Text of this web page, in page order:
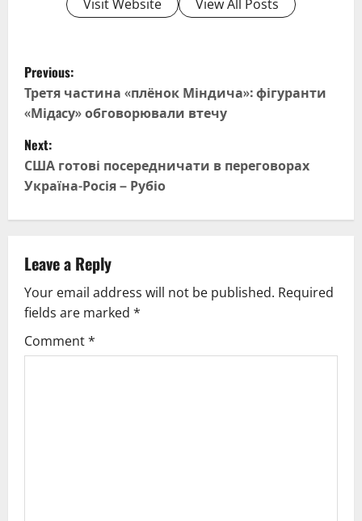
Visit Website View All Posts
P
o
s
t
n
v
i
g
Previous:
Третя частина «плёнок Міндича»: фігуранти
«Мідaсу» обговорювали втечу
Next:
США готові посередничати в переговорах
Україна-Росія – Рубіо
Leave a Reply
Your email address will not be published. Required
fields are marked *
Comment*